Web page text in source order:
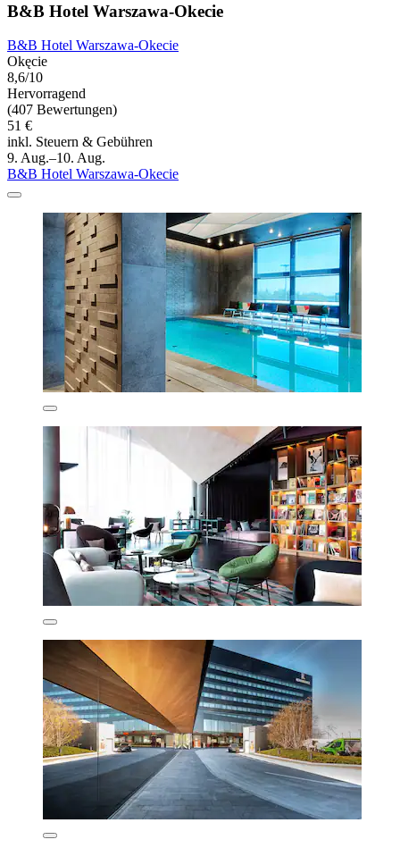
B&B Hotel Warszawa-Okecie
B&B Hotel Warszawa-Okecie
Okęcie
8,6/10
Hervorragend
(407 Bewertungen)
51 €
inkl. Steuern & Gebühren
9. Aug.–10. Aug.
B&B Hotel Warszawa-Okecie